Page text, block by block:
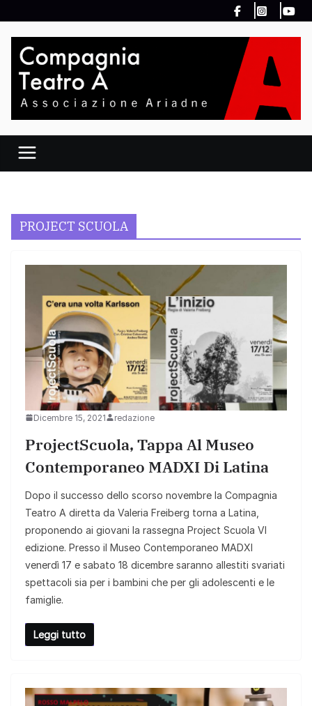
al
PROJECT SCUOLA
Dicembre 15, 2021 redazione
ProjectScuola, Tappa Al Museo
Contemporaneo MADXI Di Latina
Dopo il successo dello scorso novembre la Compagnia
Teatro A diretta da Valeria Freiberg torna a Latina,
proponendo ai giovani la rassegna Project Scuola VI
edizione. Presso il Museo Contemporaneo MADXI
venerdì 17 e sabato 18 dicembre saranno allestiti svariati
spettacoli sia per i bambini che per gli adolescenti e le
famiglie.
Leggi tutto